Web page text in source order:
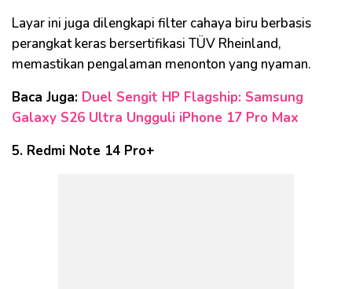
Layar ini juga dilengkapi filter cahaya biru berbasis
perangkat keras bersertifikasi TÜV Rheinland,
memastikan pengalaman menonton yang nyaman.
Baca Juga: Duel Sengit HP Flagship: Samsung
Galaxy S26 Ultra Ungguli iPhone 17 Pro Max
5. Redmi Note 14 Pro+